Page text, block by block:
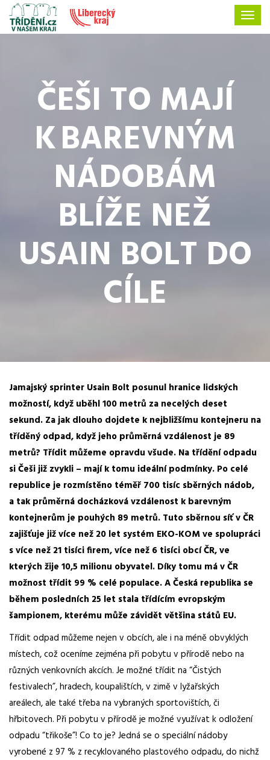
ČEŠI TO MAJÍ
K BAREVNÝM
NÁDOBÁM
BLÍŽE NEŽ
USAIN BOLT DO
CÍLE
Jamajský sprinter Usain Bolt posunul hranice lidských
možností, když uběhl 100 metrů za necelých deset
sekund. Za jak dlouho dojdete k nejbližšímu kontejneru na
tříděný odpad, když jeho průměrná vzdálenost je 89
metrů? Třídit můžeme opravdu všude. Na třídění odpadu
si Češi již zvykli – mají k tomu ideální podmínky. Po celé
republice je rozmístěno téměř 700 tisíc sběrných nádob,
a tak průměrná docházková vzdálenost k barevným
kontejnerům je pouhých 89 metrů. Tuto sběrnou síť v ČR
zajišťuje již více než 20 let systém EKO-KOM ve spolupráci
s více než 21 tisíci firem, více než 6 tisíci obcíČR, ve
kterých žije 10,5 milionu obyvatel. Díky tomu má v ČR
možnost třídit 99 % celé populace. A Česká republika se
během posledních 25 let stala třídícím evropským
šampionem, kterému může závidět většina států EU.
Třídit odpad můžeme nejen v obcích, ale i na méně obvyklých
místech, což oceníme zejména při pobytu v přírodě nebo na
různých venkovních akcích. Je možné třídit na “Čistých
festivalech”, hradech, koupalištích, v zimě v lyžařských
areálech,ale také třeba na vybraných sportovištích, či
hřbitovech. Při pobytu v přírodě je možné využívat k odložení
odpadu “třikoše”! Co to je? Jedná se o speciální nádoby
vyrobené z 97 % z recyklovaného plastového odpadu, do nichž